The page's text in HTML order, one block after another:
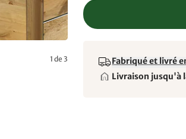
1 de 3
Fabriqué et livré
Livraison jusqu'à